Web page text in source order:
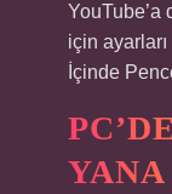
YouTube’a
için
İçinde